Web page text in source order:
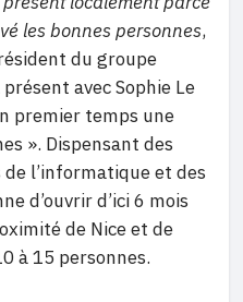
les bonnes personnes,
du groupe
avec Sophie Le
premier temps une
». Dispensant des
l’informatique et des
d’ouvrir d’ici 6 mois
de Nice et de
à 15 personnes.